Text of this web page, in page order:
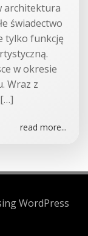
architektura
świadectwo
tylko funkcję
w okresie
Wraz z
read more...
WordPress